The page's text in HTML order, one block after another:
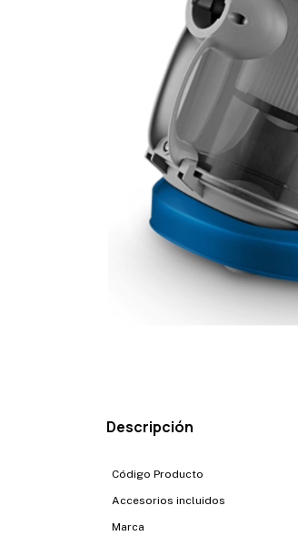
Descripción
Código Producto
Accesorios incluidos
Marca